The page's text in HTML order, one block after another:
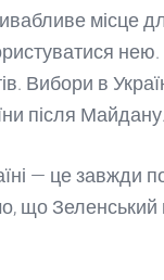
місце
нею.
Вибори в
після Майдану.
— це завжди
що Зеленський